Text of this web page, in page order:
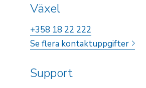
Växel
+358 18 22 222
Se flera kontaktuppgifter
Support